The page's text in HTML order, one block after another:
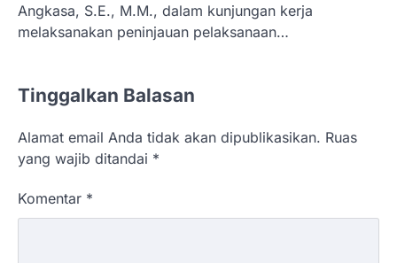
Angkasa, S.E., M.M., dalam kunjungan kerja
melaksanakan peninjauan pelaksanaan…
Tinggalkan Balasan
Alamat email Anda tidak akan dipublikasikan. Ruas
yang wajib ditandai *
Komentar *